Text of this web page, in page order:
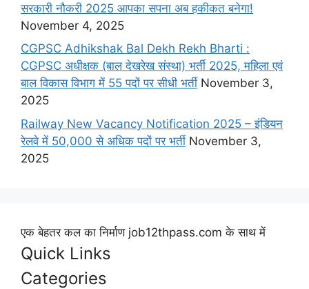
सरकारी नौकरी 2025 आपका सपना अब हकीकत बनेगा!
November 4, 2025
CGPSC Adhikshak Bal Dekh Rekh Bharti :
CGPSC अधीक्षक (बाल देखरेख संस्था) भर्ती 2025, महिला एवं
बाल विकास विभाग में 55 पदों पर सीधी भर्ती November 3,
2025
Railway New Vacancy Notification 2025 – इंडियन
रेलवे में 50,000 से अधिक पदों पर भर्ती November 3,
2025
एक बेहतर कल का निर्माण job12thpass.com के साथ में
Quick Links
Categories